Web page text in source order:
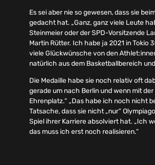
Es sei aber nie so gewesen, dass sie
gedacht hat. „Ganz, ganz viele Leute
Steinmeier oder der SPD-Vorsitzende
Martin Rütter. Ich habe ja 2021 in Tokio
viele Glückwünsche von den
natürlich aus dem Basketballbereich
Die Medaille habe sie noch relativ oft
gerade um nach Berlin und wenn mit
Ehrenplatz.“ „Das habe ich noch nicht
Tatsache, dass sie nicht „nur“
Spiel ihrer Karriere absolviert hat. „Ich
das muss ich erst noch realisieren.“